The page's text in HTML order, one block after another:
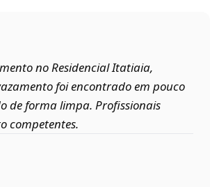
no Residencial Itatiaia,
foi encontrado em pouco
de forma limpa. Profissionais
competentes.